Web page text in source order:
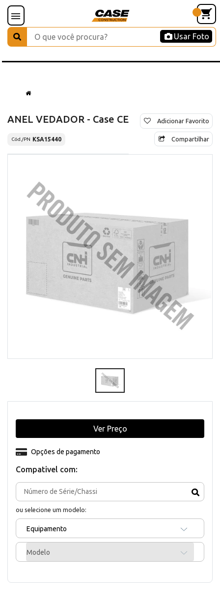
Usar Foto
ANEL VEDADOR - Case CE
Cód./PN KSA15440
Adicionar Favorito
Compartilhar
Compativel com:
ou selecione um modelo:
Equipamento
Modelo
Opções de pagamento
Ver Preço